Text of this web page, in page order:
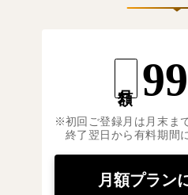
初回ご登録月は月末ま
終了翌日から有料期間
月額プラン